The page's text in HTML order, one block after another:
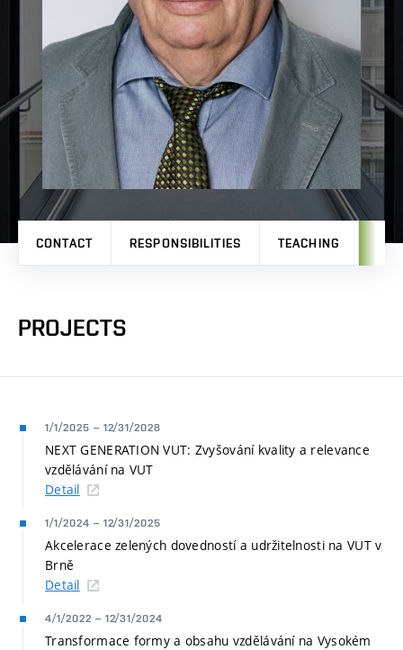
CONTACT RESPONSIBILITIES TEACHING
PROJECTS
1/1/2025 – 12/31/2028
NEXT GENERATION VUT: Zvyšování kvality a relevance
vzdělávání na VUT
Detail
1/1/2024 – 12/31/2025
Akcelerace zelených dovedností a udržitelnosti na VUT v
Brně
Detail
4/1/2022 – 12/31/2024
Transformace formy a obsahu vzdělávání na Vysokém